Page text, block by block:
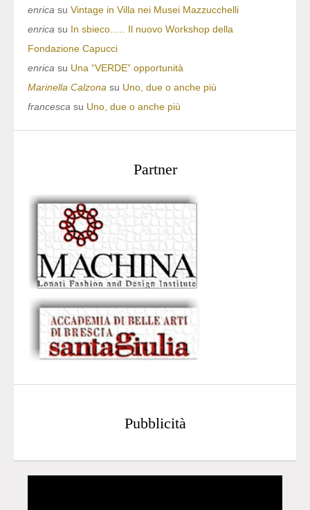
enrica su Vintage in Villa nei Musei Mazzucchelli
enrica su In sbieco….. Il nuovo Workshop della
Fondazione Capucci
enrica su Una “VERDE” opportunità
Marinella Calzona su Uno, due o anche più
francesca su Uno, due o anche più
Partner
Pubblicità